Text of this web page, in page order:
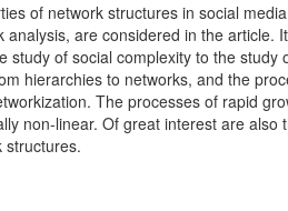
of network structures in social
analysis, are considered in the article.
study of social complexity to the
hierarchies to networks, and the
The processes of rapid
non-linear. Of great interest are
structures.